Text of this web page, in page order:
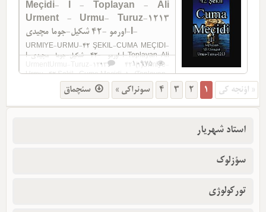
Meçidi- I - Toplayan - Ali
Urment - Urmu- Turuz-1213
اورمو -42 شکیل-جوما مچیدی-I-
URMIYE-URMU-42 ŞEKIL-CUMA MEÇIDI-
I-اورمو -42 شکیل-جوما مچیدی-I-Toplayan-Ali
UrmentUrmu-Turuz-1213 42-(1)Urmiye-
Urmu -42 Şekil- Cuma Meçidi-1- (Toplayan-
Ali Urment) (Urmu-Turuz-1213)
10975
0
« اؤنجه کی 1
2
3
4 سونراکی » سئچماق
استاد شهریار
سؤزلوک
تورکولوژی